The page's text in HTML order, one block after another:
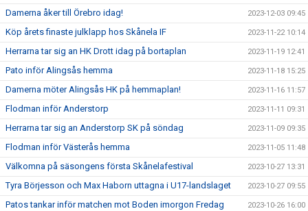
Damerna åker till Örebro idag! 2023-12-03 09:45
Köp årets finaste julklapp hos Skånela IF 2023-11-22 10:14
Herrarna tar sig an HK Drott idag på bortaplan 2023-11-19 12:41
Pato inför Alingsås hemma 2023-11-18 15:25
Damerna möter Alingsås HK på hemmaplan! 2023-11-16 11:57
Flodman inför Anderstorp 2023-11-11 09:31
Herrarna tar sig an Anderstorp SK på söndag 2023-11-09 09:35
Flodman inför Västerås hemma 2023-11-05 11:48
Välkomna på säsongens första Skånelafestival 2023-10-27 13:31
Tyra Börjesson och Max Haborn uttagna i U17-landslaget 2023-10-27 09:55
Patos tankar inför matchen mot Boden imorgon Fredag 2023-10-26 16:00